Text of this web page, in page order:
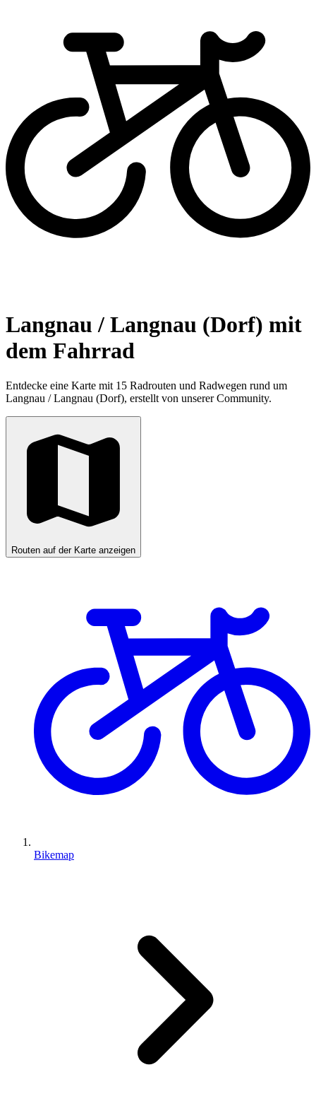
Langnau / Langnau (Dorf) mit
dem Fahrrad
Entdecke eine Karte mit 15 Radrouten und Radwegen rund um
Langnau / Langnau (Dorf), erstellt von unserer Community.
Routen auf der Karte anzeigen
Bikemap